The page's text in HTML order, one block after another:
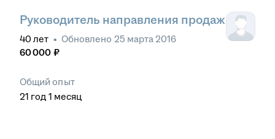
Руководитель направления продаж
40 лет • Обновлено 25 марта 2016
60 000 ₽
Общий опыт
21 год 1 месяц